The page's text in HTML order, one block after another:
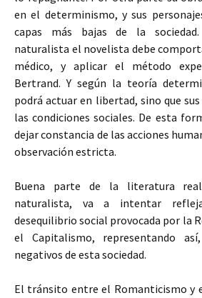
en el determinismo, y sus
capas más bajas de la
naturalista el novelista debe
médico, y aplicar el método
Bertrand. Y según la teoría
podrá actuar en libertad, sino que
las condiciones sociales. De esta
dejar constancia de las acciones
observación estricta.
Buena parte de la literatura
naturalista, va a intentar
desequilibrio social provocada por la
el Capitalismo, representando
negativos de esta sociedad.
El tránsito entre el Romanticismo y